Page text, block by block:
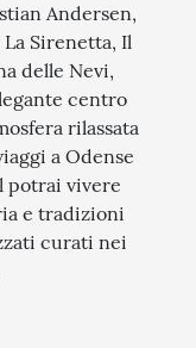
Andersen,
Sirenetta, Il
delle Nevi,
centro
rilassata
a Odense
potrai vivere
e tradizioni
curati nei